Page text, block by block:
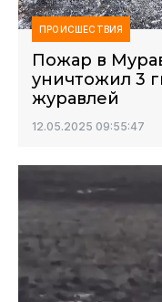
ПРОИСШЕСТВИЯ
Пожар в
уничтожил 3
журавлей
12.05.2025 09:55:47